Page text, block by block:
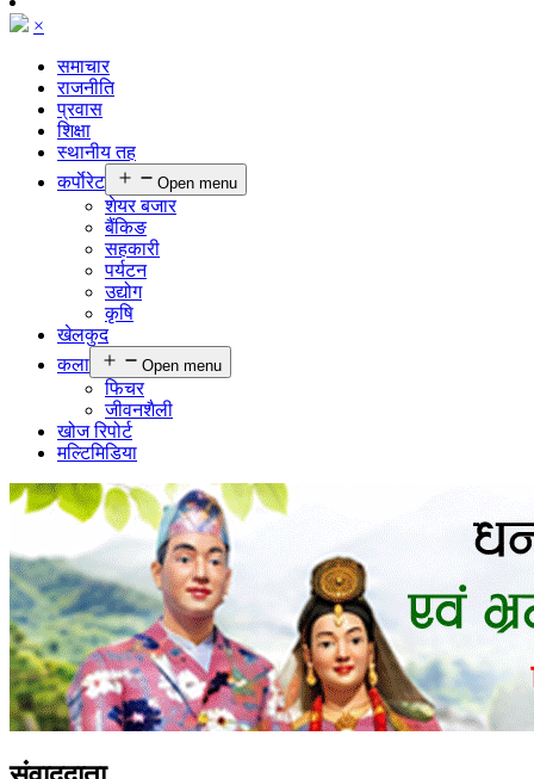
×
समाचार
राजनीति
प्रवास
शिक्षा
स्थानीय तह
कर्पाेरेट
Open menu
शेयर बजार
बैंकिङ
सहकारी
पर्यटन
उद्योग
कृषि
खेलकुद
कला
Open menu
फिचर
जीवनशैली
खोज रिपोर्ट
मल्टिमिडिया